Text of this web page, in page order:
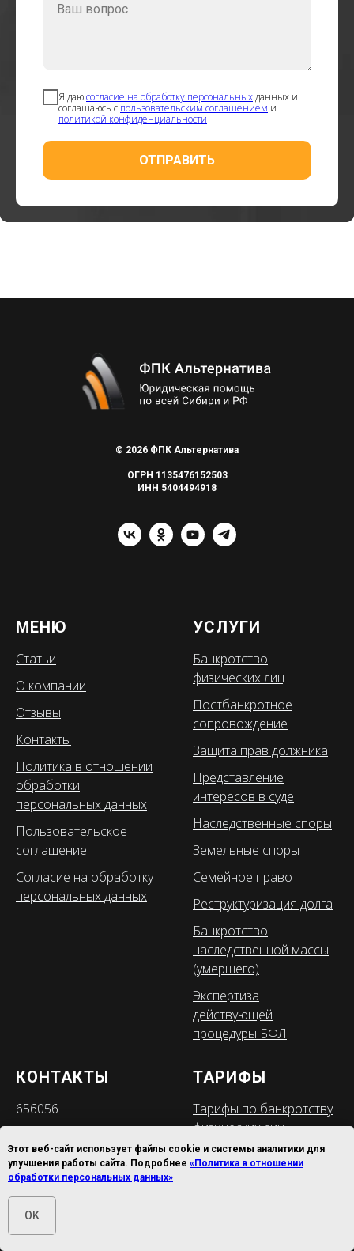
Ваш вопрос
Я даюсогласие на обработку персональныхданных и
соглашаюсь с пользовательским соглашением и
политикой конфиденциальности
ОТПРАВИТЬ
© 2026 ФПК Альтернатива
ОГРН 1135476152503
ИНН 5404494918
МЕНЮ
Статьи
О компании
Отзывы
Контакты
Политика в отношении
обработки
персональных данных
Пользовательское
соглашение
Согласие на обработку
персональных данных
УСЛУГИ
Банкротство
физических лиц
Постбанкротное
сопровождение
Защита прав должника
Представление
интересов в суде
Наследственные споры
Земельные споры
Семейное право
Реструктуризация долга
Банкротство
наследственной массы
(умершего)
Экспертиза
действующей
процедуры БФЛ
КОНТАКТЫ
656056
ул. Попова, 198 а, офис
1
Тел:
Служба контроля
ТАРИФЫ
Тарифы по банкротству
физических лиц
Тарифы по разовым
Этот веб-сайт использует файлы cookie и системы аналитики для
улучшения работы сайта. Подробнее «Политика в отношении
обработки персональных данных»
OK